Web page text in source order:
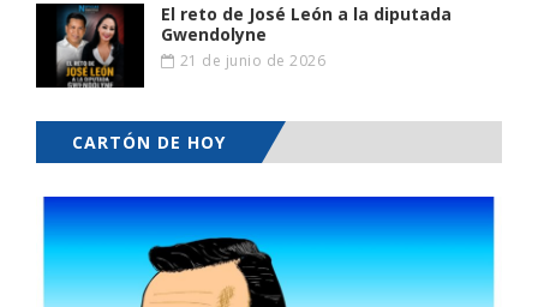
El reto de José León a la diputada
Gwendolyne
21 de junio de 2026
CARTÓN DE HOY